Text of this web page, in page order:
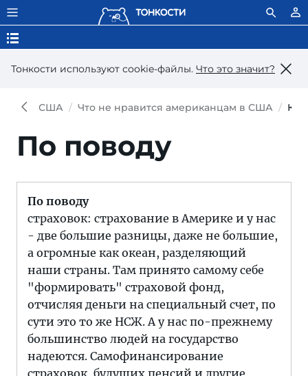
Тонкости используют сookie-файлы. Что это значит?
США Что не нравится американцам в США
По поводу
По поводу
страховок: страхование в Америке и у нас
- две большие разницы, даже не большие,
а огромные как океан, разделяющий
наши страны. Там принято самому себе
"формировать" страховой фонд,
отчисляя деньги на специальный счет, по
сути это то же НСЖ. А у нас по-прежнему
большинство людей на государство
надеются. Самофинансирование
страховок, будущих пенсий и другие